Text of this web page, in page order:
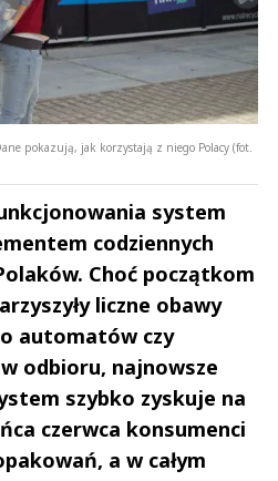
pokazują, jak korzystają z niego Polacy (fot.
system
codziennych
Choć początkom
liczne obawy
automatów czy
odbioru, najnowsze
szybko zyskuje na
czerwca konsumenci
a w całym